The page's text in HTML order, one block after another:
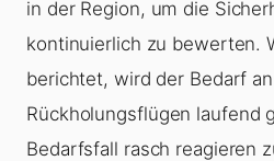
in der Region, um die
kontinuierlich zu bewerten.
berichtet, wird der Bedarf
Rückholungsflügen laufend
Bedarfsfall rasch reagieren